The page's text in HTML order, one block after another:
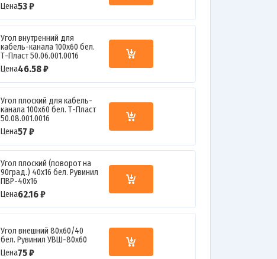
Цена53 ₽
Угол внутренний для
кабель-канала 100х60 бел.
Т-Пласт 50.06.001.0016
Цена46.58 ₽
Угол плоский для кабель-
канала 100х60 бел. Т-Пласт
50.08.001.0016
Цена57 ₽
Угол плоский (поворот на
90град.) 40х16 бел. Рувинил
ПВР-40х16
Цена62.16 ₽
Угол внешний 80х60/40
бел. Рувинил УВШ-80х60
Цена75 ₽